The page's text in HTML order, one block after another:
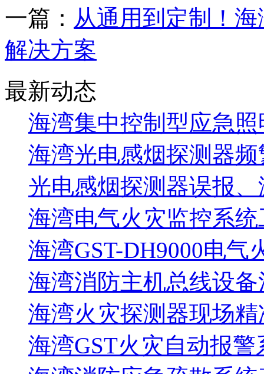
一篇： 从通用到定制！
解决方案
最新动态
海湾集中控制型应急照
海湾光电感烟探测器
光电感烟探测器误报
海湾电气火灾监控系统
海湾GST-DH9000电气
海湾消防主机总线设备
海湾火灾探测器现场
海湾GST火灾自动报警